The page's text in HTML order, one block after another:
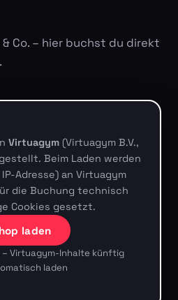
& Co. – hier buchst du direkt
Virtuagym (Virtuagym B.V.,
Beim Laden werden
Adresse) an Virtuagym
die Buchung technisch
Cookies gesetzt.
laden
– Virtuagym-Inhalte künftig
laden